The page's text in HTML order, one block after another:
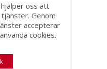
oss att
tjänster. Genom
accepterar
cookies.